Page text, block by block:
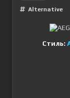
Alternative
Стиль: